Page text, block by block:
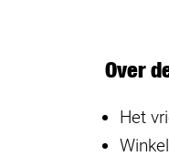
Over
Het